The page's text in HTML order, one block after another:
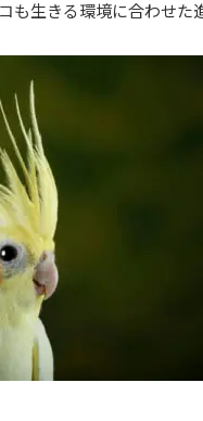
も生きる環境に合わせた